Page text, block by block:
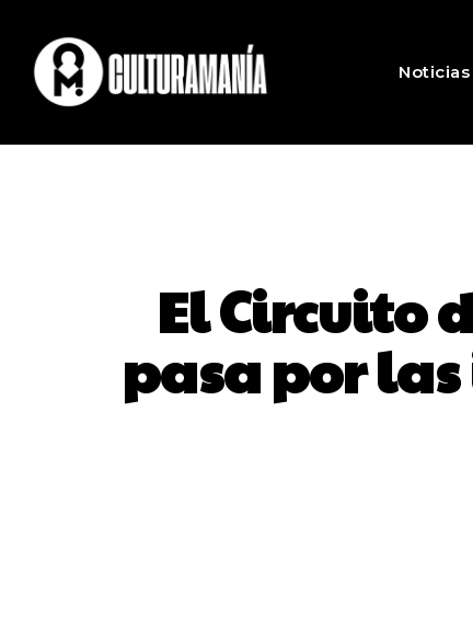
Noticias
El Circuito
pasa por